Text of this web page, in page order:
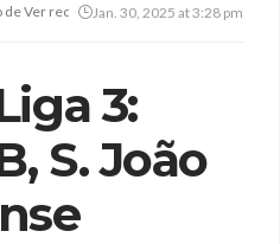
de Ver recebe Vilaverdense
Jan. 30, 2025 at 3:28 pm
3:
S. João